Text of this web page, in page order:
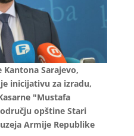
Sarajevo,
inicijativu za izradu,
"Mustafa
opštine Stari
Armije Republike